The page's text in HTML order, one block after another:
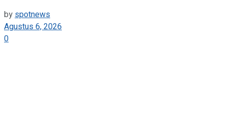
byspotnews
Agustus 6, 2026
0